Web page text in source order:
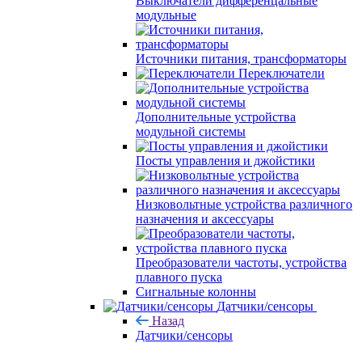
модульные
Источники питания, трансформаторы
Переключатели
Дополнительные устройства
модульной системы
Посты управления и джойстики
Низковольтные устройства различного
назначения и аксессуары
Преобразователи частоты, устройства
плавного пуска
Сигнальные колонны
Датчики/сенсоры
Назад
Датчики/сенсоры